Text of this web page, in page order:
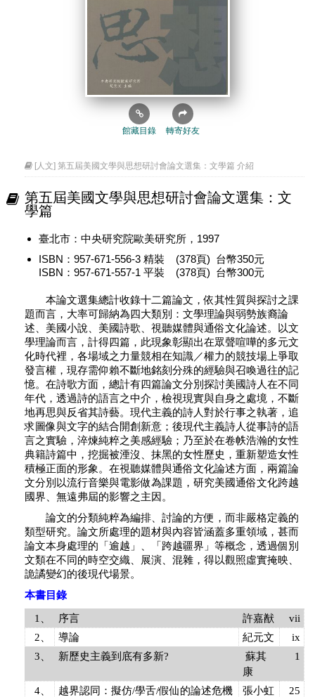
館藏目錄 轉寄好友
[人文] 第五屆美國文學與思想研討會論文選集：文學篇 介紹
第五屆美國文學與思想研討會論文選集：文
學篇
臺北市：中央研究院歐美研究所，1997
ISBN：957-671-556-3 精裝 (378頁) 台幣350元
ISBN：957-671-557-1 平裝 (378頁) 台幣300元
本論文選集總計收錄十二篇論文，依其性質與探討之課
題而言，大率可歸納為四大類別：文學理論與弱勢族裔論
述、美國小說、美國詩歌、視聽媒體與通俗文化論述。以文
學理論而言，計得四篇，此現象彰顯出在眾聲喧嘩的多元文
化時代裡，各場域之力量競相在知識／權力的競技場上爭取
發言權，現存需仰賴不斷地銘刻分殊的經驗與召喚過往的記
憶。在詩歌方面，總計有四篇論文分別探討美國詩人在不同
年代，透過詩的語言之中介，檢視現實與自身之處境，不斷
地再思與反省其詩藝。現代主義的詩人對於行事之執著，追
求圖像與文字的結合開創新意；後現代主義詩人從事詩的語
言之實驗，淬煉純粹之美感經驗；乃至於在卷帙浩瀚的女性
典籍詩篇中，挖掘被湮沒、抹黑的女性歷史，重新塑造女性
積極正面的形象。在視聽媒體與通俗文化論述方面，兩篇論
文分別以流行音樂與電影做為課題，研究美國通俗文化跨越
國界、無遠弗屆的影響之主因。
論文的分類純粹為編排、討論的方便，而非嚴格定義的
類型研究。論文所處理的題材與內容皆涵蓋多重領域，甚而
論文本身處理的「逾越」、「跨越疆界」等概念，透過個別
文類在不同的時空交織、展演、混雜，得以觀照虛實掩映、
詭譎變幻的後現代場景。
本書目錄
1、 序言 許嘉猷
vii
2、
導論 紀元文
ix
3、
新歷史主義到底有多新?
蘇其
康
1
4、 越界認同：擬仿/學舌/假仙的論述危機 張小虹
25